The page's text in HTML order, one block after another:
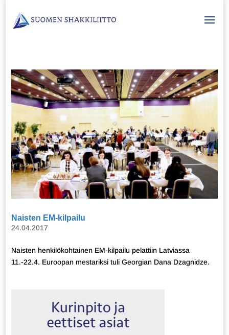
Naisten EM-kilpailu
24.04.2017
Naisten henkilökohtainen EM-kilpailu pelattiin Latviassa
11.-22.4. Euroopan mestariksi tuli Georgian Dana Dzagnidze.